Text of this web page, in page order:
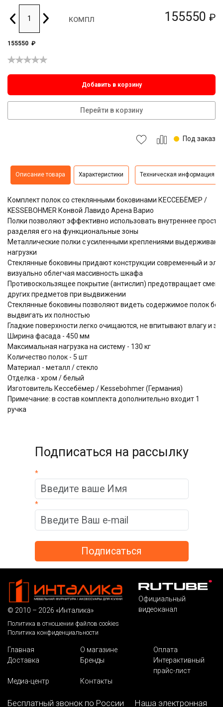
155550 ₽
компл
155550 ₽
Добавить в корзину
Перейти в корзину
Под заказ
Описание товара Характеристики Техническая информация
Комплект полок со стеклянными боковинами КЕССЕБЁМЕР /
KESSEBOHMER Конвой Лавидо Арена Варио
Полки позволяют эффективно использовать внутреннее
разделяя его на функциональные зоны
Металлические полки с усиленными креплениями
нагрузки
Стеклянные боковины придают конструкции современный и
визуально облегчая массивность шкафа
Противоскользящее покрытие (антислип) предотвращает
других предметов при выдвижении
Стеклянные боковины позволяют видеть содержимое полок
выдвигать их полностью
Гладкие поверхности легко очищаются, не впитывают влагу и
Ширина фасада - 450 мм
Максимальная нагрузка на систему - 130 кг
Количество полок - 5 шт
Материал - металл / стекло
Отделка - хром / белый
Изготовитель Кессебёмер / Kessebohmer (Германия)
Примечание: в состав комплекта дополнительно входит 1
ручка
Подписаться на рассылку
*
*
© 2010 – 2026 «Инталика»
Политика в отношении файлов cookies
Политика конфиденциальности
Официальный
видеоканал
Главная О магазине
Оплата
Доставка
Бренды
Интерактивный
прайс-лист
Медиа-центр
Контакты
Бесплатный звонок по России Наша электронная